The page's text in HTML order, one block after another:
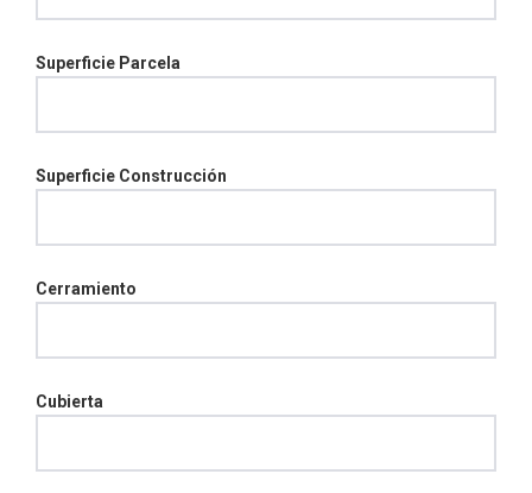
Superficie Parcela
Superficie Construcción
Cerramiento
Cubierta